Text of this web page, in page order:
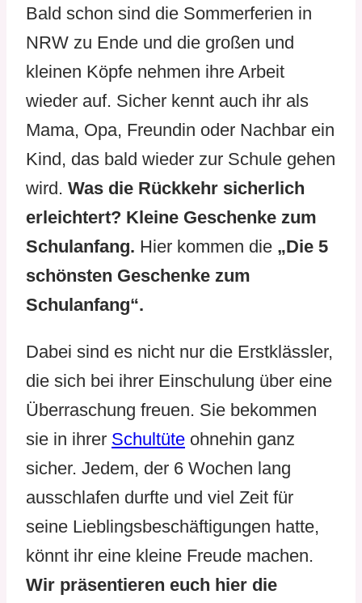
Bald schon sind die Sommerferien in
NRW zu Ende und die großen und
kleinen Köpfe nehmen ihre Arbeit
wieder auf. Sicher kennt auch ihr als
Mama, Opa, Freundin oder Nachbar ein
Kind, das bald wieder zur Schule gehen
wird. Was die Rückkehr sicherlich
erleichtert? Kleine Geschenke zum
Schulanfang. Hier kommen die „Die 5
schönsten Geschenke zum
Schulanfang“.
Dabei sind es nicht nur die Erstklässler,
die sich bei ihrer Einschulung über eine
Überraschung freuen. Sie bekommen
sie in ihrer Schultüte ohnehin ganz
sicher. Jedem, der 6 Wochen lang
ausschlafen durfte und viel Zeit für
seine Lieblingsbeschäftigungen hatte,
könnt ihr eine kleine Freude machen.
Wir präsentieren euch hier die